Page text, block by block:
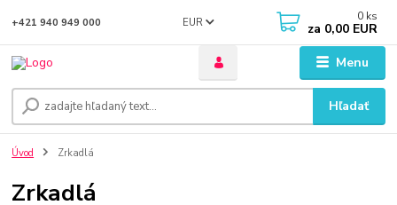
Menu
EUR
Hľadať
+421 940 949 000 0 ks
za 0,00 EUR
Úvod Zrkadlá
Zrkadlá